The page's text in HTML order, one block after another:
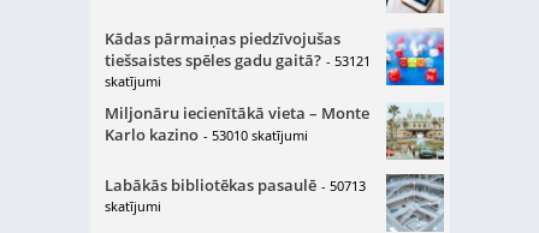
Kādas pārmaiņas piedzīvojušas
tiešsaistes spēles gadu gaitā? - 53121
skatījumi
Miljonāru iecienītākā vieta – Monte
Karlo kazino - 53010 skatījumi
Labākās bibliotēkas pasaulē - 50713
skatījumi